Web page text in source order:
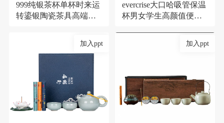
999纯银茶杯单杯时来运
转鎏银陶瓷茶具高端主
evercrise大口哈吸管保温
杯男女学生高颜值便携
加入ppt 加入ppt